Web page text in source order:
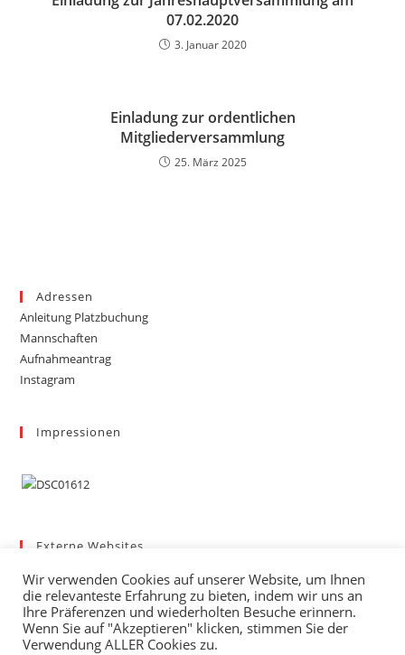
07.02.2020
3. Januar 2020
Einladung zur ordentlichen
Mitgliederversammlung
25. März 2025
Adressen
Anleitung Platzbuchung
Mannschaften
Aufnahmeantrag
Instagram
Impressionen
Externe Websites
Gemeinde March
Wetter
mybigpoint
Wir verwenden Cookies auf unserer Website, um Ihnen
die relevanteste Erfahrung zu bieten, indem wir uns an
Ihre Präferenzen und wiederholten Besuche erinnern.
Wenn Sie auf "Akzeptieren" klicken, stimmen Sie der
Verwendung ALLER Cookies zu.